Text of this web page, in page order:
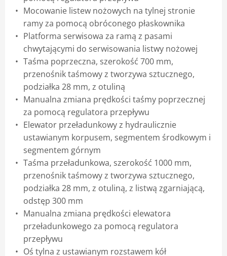
Mocowanie listew nożowych na tylnej stronie
ramy za pomocą obróconego płaskownika
Platforma serwisowa za ramą z pasami
chwytającymi do serwisowania listwy nożowej
Taśma poprzeczna, szerokość 700 mm,
przenośnik taśmowy z tworzywa sztucznego,
podziałka 28 mm, z otuliną
Manualna zmiana prędkości taśmy poprzecznej
za pomocą regulatora przepływu
Elewator przeładunkowy z hydraulicznie
ustawianym korpusem, segmentem środkowym i
segmentem górnym
Taśma przeładunkowa, szerokość 1000 mm,
przenośnik taśmowy z tworzywa sztucznego,
podziałka 28 mm, z otuliną, z listwą zgarniającą,
odstęp 300 mm
Manualna zmiana prędkości elewatora
przeładunkowego za pomocą regulatora
przepływu
Oś tylna z ustawianym rozstawem kół